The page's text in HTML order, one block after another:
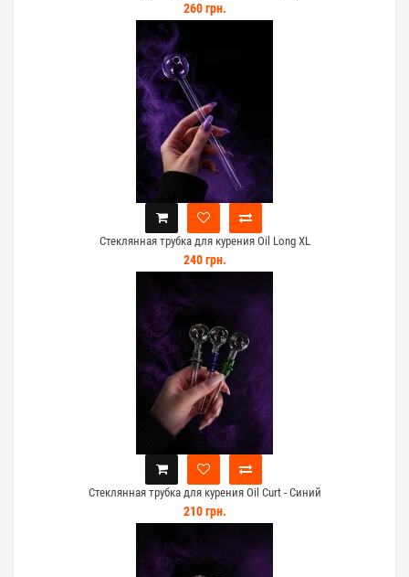
260 грн.
Стеклянная трубка для курения Oil Long XL
240 грн.
Стеклянная трубка для курения Oil Curt - Синий
210 грн.